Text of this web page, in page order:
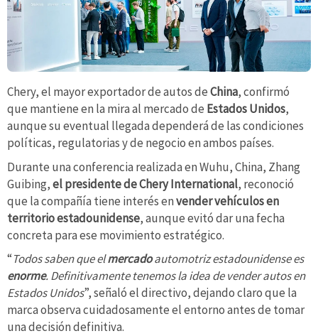
Chery, el mayor exportador de autos deChina, confirmó
que mantiene en la mira al mercado de Estados Unidos,
aunque su eventual llegada dependerá de las condiciones
políticas, regulatorias y de negocio en ambos países.
Durante una conferencia realizada en Wuhu, China, Zhang
Guibing,el presidente de Chery International, reconoció
que la compañía tiene interés envender vehículos en
territorio estadounidense, aunque evitó dar una fecha
concreta para ese movimiento estratégico.
“Todos saben que elmercadoautomotriz estadounidense es
enorme. Definitivamente tenemos la idea de vender autos en
Estados Unidos”, señaló el directivo, dejando claro que la
marca observa cuidadosamente el entorno antes de tomar
una decisión definitiva.